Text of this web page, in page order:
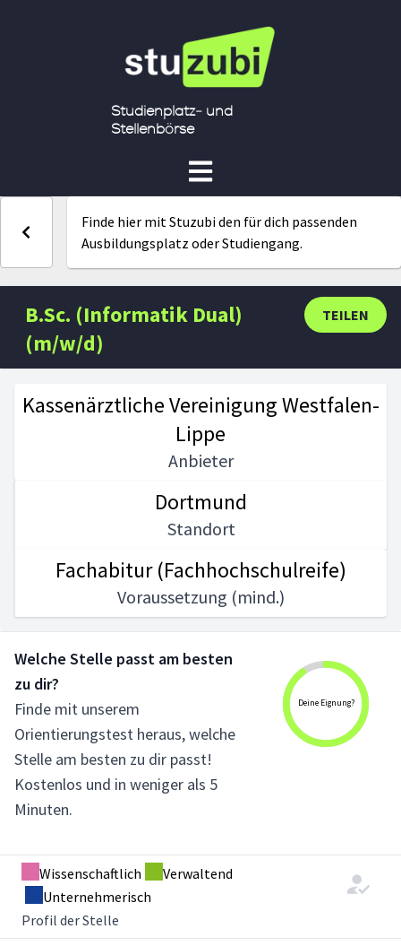
Studienplatz- und
Stellenbörse
Finde hier mit Stuzubi den für dich passenden
Ausbildungsplatz oder Studiengang.
TEILEN
B.Sc. (Informatik Dual)
(m/w/d)
Kassenärztliche Vereinigung Westfalen-
Lippe
Anbieter
Dortmund
Standort
Fachabitur (Fachhochschulreife)
Voraussetzung (mind.)
Deine Eignung?
Welche Stelle passt am besten
zu dir?
Finde mit unserem
Orientierungstest heraus, welche
Stelle am besten zu dir passt!
Kostenlos und in weniger als 5
Minuten.
Wissenschaftlich
Verwaltend
Unternehmerisch
Profil der Stelle